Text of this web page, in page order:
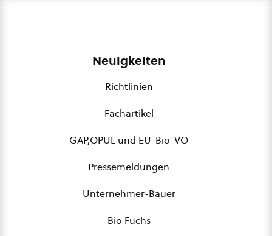
Neuigkeiten
Richtlinien
Fachartikel
GAP,ÖPUL und EU-Bio-VO
Pressemeldungen
Unternehmer-Bauer
Bio Fuchs